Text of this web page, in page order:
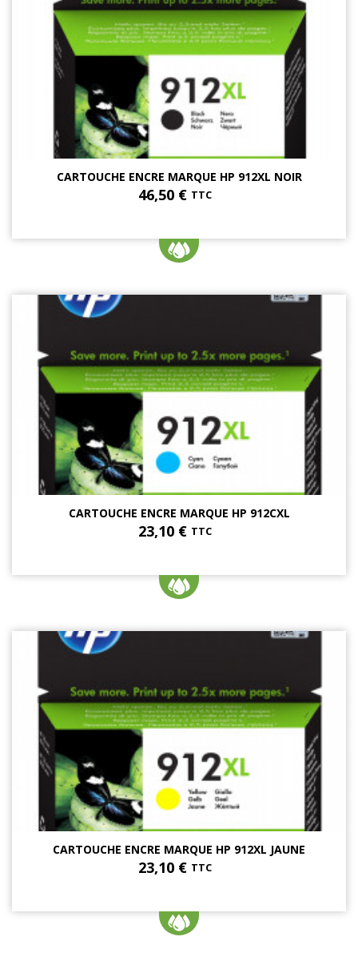
CARTOUCHE ENCRE MARQUE HP 912XL NOIR
46,50 € TTC
CARTOUCHE ENCRE MARQUE HP 912CXL
23,10 € TTC
CARTOUCHE ENCRE MARQUE HP 912XL JAUNE
23,10 € TTC